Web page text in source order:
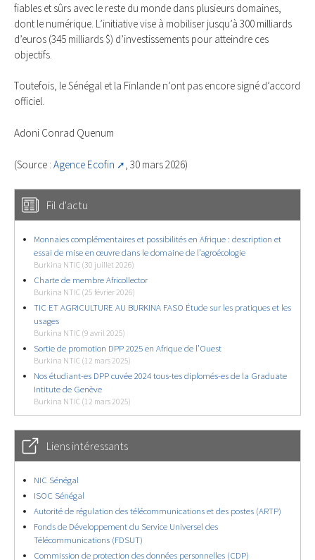
fiables et sûrs avec le reste du monde dans plusieurs domaines,
dont le numérique. L’initiative vise à mobiliser jusqu’à 300 milliards
d’euros (345 milliards $) d’investissements pour atteindre ces
objectifs.
Toutefois, le Sénégal et la Finlande n’ont pas encore signé d’accord
officiel.
Adoni Conrad Quenum
(Source : Agence Ecofin , 30 mars 2026)
Fil d'actu
Monnaies complémentaires et possibilités en Afrique : description et
essai de mise en œuvre dans le domaine de l’agroécologie
Burkina NTIC (30 juillet 2026)
Charte de membre Africollector
Burkina NTIC (25 février 2026)
TIC ET AGRICULTURE AU BURKINA FASO Étude sur les pratiques et les
usages
Burkina NTIC (9 avril 2025)
Sortie de promotion DPP 2025 en Afrique de l’Ouest
Burkina NTIC (12 mars 2025)
Nos étudiant-es DPP cuvée 2024 tous-tes diplomés-es de la Graduate
Intitute de Genève
Burkina NTIC (12 mars 2025)
Liens intéressants
NIC Sénégal
ISOC Sénégal
Autorité de régulation des télécommunications et des postes (ARTP)
Fonds de Développement du Service Universel des
Télécommunications (FDSUT)
Commission de protection des données personnelles (CDP)